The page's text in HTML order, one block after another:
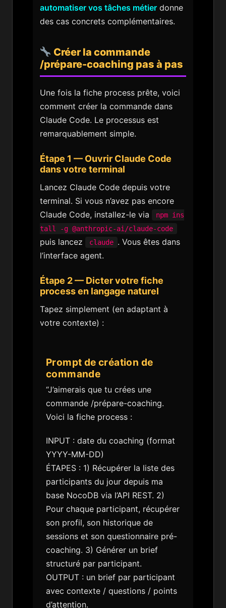
automatiser vos tâches métier donne
des cas concrets complémentaires.
Créer la commande
/prépare-coaching pas à pas
Une fois la fiche process prête, voici
comment créer la commande dans
Claude Code. Le processus est
remarquablement simple.
Étape 1 — Ouvrir Claude Code
dans votre terminal
Lancez Claude Code depuis votre
terminal. Si vous n’avez pas encore
Claude Code, installez-le via
npm ins
tall -g @anthropic-ai/claude-code
puis lancez claude . Vous êtes dans
l’interface agent.
Étape 2 — Dicter votre fiche
process en langage naturel
Tapez simplement (en adaptant à
votre contexte) :
Prompt de création de
commande
“J’aimerais que tu crées une
commande /prépare-coaching.
Voici la fiche process :
INPUT : date du coaching (format
YYYY-MM-DD)
ÉTAPES : 1) Récupérer la liste des
participants du jour depuis ma
base NocoDB via l’API REST. 2)
Pour chaque participant, récupérer
son profil, son historique de
sessions et son questionnaire pré-
coaching. 3) Générer un brief
structuré par participant.
OUTPUT : un brief par participant
avec contexte / questions / points
d’attention.